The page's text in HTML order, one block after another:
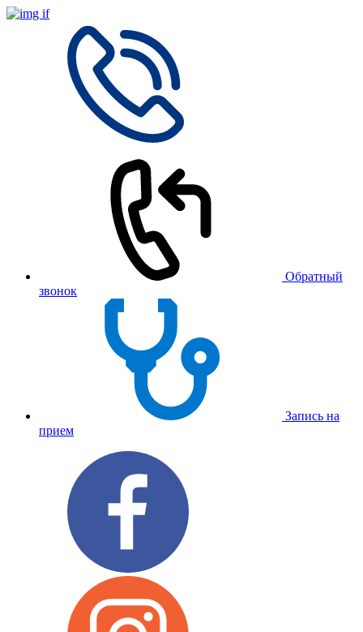
Обратный
звонок
Запись на
прием